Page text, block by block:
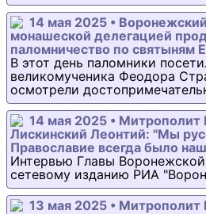
14 мая 2025 •
монашеской делегацией
паломничество по святыням
В этот день паломники
великомученика Феодора
осмотрели
14 мая 2025 •
Лискинский Леонтий: "Мы
Православие всегда было
Интервью Главы
сетевому изданию РИА
13 мая 2025 •